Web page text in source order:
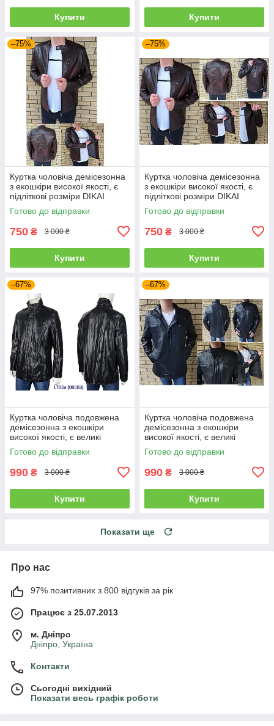
Купити Купити
–75%
Куртка чоловіча демісезонна
з екошкіри високої якості, є
підліткові розміри DIKAI
Готово до відправки
750 ₴ 3 000 ₴
Купити
–75%
Куртка чоловіча демісезонна
з екошкіри високої якості, є
підліткові розміри DIKAI
Готово до відправки
750 ₴ 3 000 ₴
Купити
–67%
Куртка чоловіча подовжена
демісезонна з екошкіри
високої якості, є великі
розміри RHINOCEROS
Готово до відправки
990 ₴ 3 000 ₴
Купити
–67%
Куртка чоловіча подовжена
демісезонна з екошкіри
високої якості, є великі
розміри RHINOCEROS
Готово до відправки
990 ₴ 3 000 ₴
Купити
Показати ще
Про нас
97% позитивних з 800 відгуків за рік
Працює з 25.07.2013
м. Дніпро
Дніпро, Україна
Контакти
Сьогодні вихідний
Показати весь графік роботи